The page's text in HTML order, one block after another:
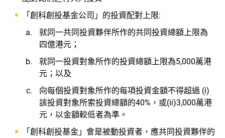
「創科創投基金公司」的投資配對上限:
就同一共同投資夥伴所作的共同投資總額上限為
四億港元；
就同一投資對象所作的投資總額上限為5,000萬港
元；以及
向每個投資對象所作的每項投資金額不得超過 (i)
該投資對象所索投資總額的40%，或(ii)3,000萬港
元，以金額較低者為準。
「創科創投基金」會是被動投資者，應共同投資夥伴的